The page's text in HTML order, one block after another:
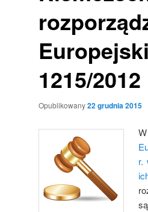
1215/2012
Opublikowany22 grudnia 2015
r.